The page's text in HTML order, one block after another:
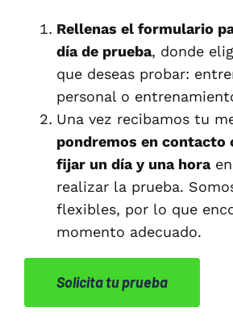
Rellenas el formulario
día de prueba, donde
que deseas probar:
personal o
Una vez recibamos tu
pondremos en contacto
fijar un día y una horaen
realizar la prueba.
flexibles, por lo que
momento adecuado.
Solicita tu prueba